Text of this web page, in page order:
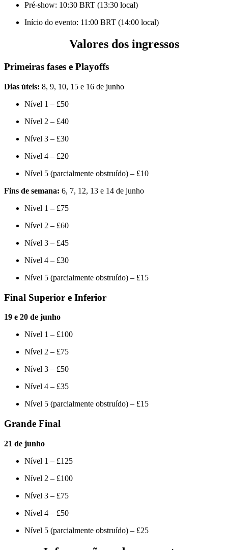
Pré-show: 10:30 BRT (13:30 local)
Início do evento: 11:00 BRT (14:00 local)
Valores dos ingressos
Primeiras fases e Playoffs
Dias úteis: 8, 9, 10, 15 e 16 de junho
Nível 1 – £50
Nível 2 – £40
Nível 3 – £30
Nível 4 – £20
Nível 5 (parcialmente obstruído) – £10
Fins de semana: 6, 7, 12, 13 e 14 de junho
Nível 1 – £75
Nível 2 – £60
Nível 3 – £45
Nível 4 – £30
Nível 5 (parcialmente obstruído) – £15
Final Superior e Inferior
19 e 20 de junho
Nível 1 – £100
Nível 2 – £75
Nível 3 – £50
Nível 4 – £35
Nível 5 (parcialmente obstruído) – £15
Grande Final
21 de junho
Nível 1 – £125
Nível 2 – £100
Nível 3 – £75
Nível 4 – £50
Nível 5 (parcialmente obstruído) – £25